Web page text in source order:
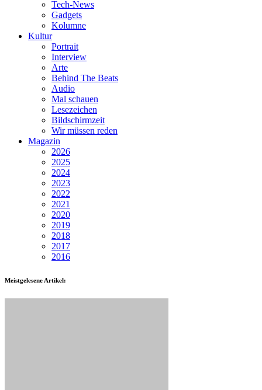
Tech-News
Gadgets
Kolumne
Kultur
Portrait
Interview
Arte
Behind The Beats
Audio
Mal schauen
Lesezeichen
Bildschirmzeit
Wir müssen reden
Magazin
2026
2025
2024
2023
2022
2021
2020
2019
2018
2017
2016
Meistgelesene Artikel: